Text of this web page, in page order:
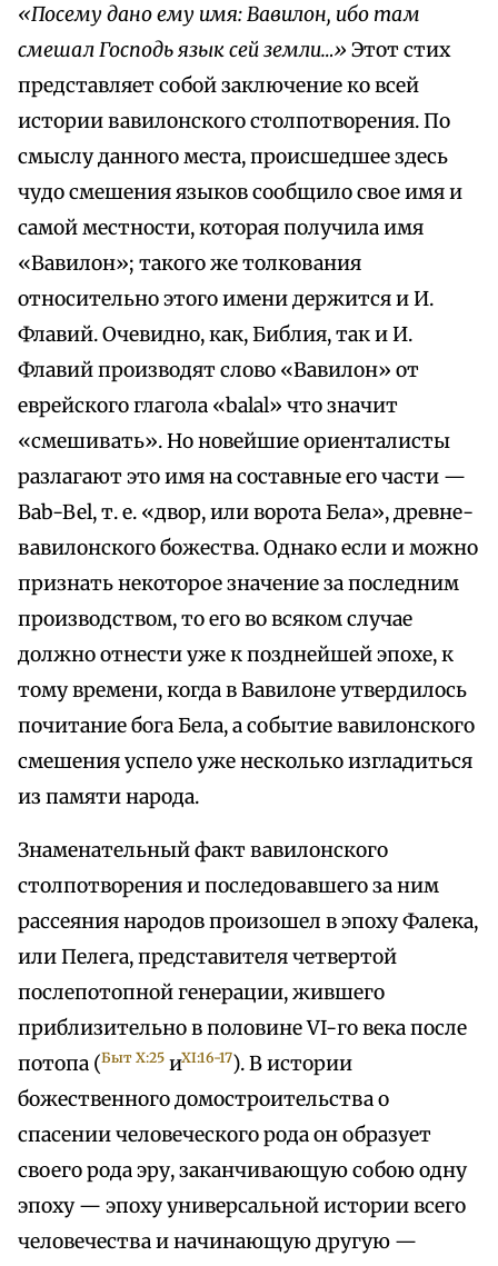
«Посему дано ему имя: Вавилон, ибо там
смешал Господь язык сей земли…» Этот стих
представляет собой заключение ко всей
истории вавилонского столпотворения. По
смыслу данного места, происшедшее здесь
чудо смешения языков сообщило свое имя и
самой местности, которая получила имя
«Вавилон»; такого же толкования
относительно этого имени держится и И.
Флавий. Очевидно, как, Библия, так и И.
Флавий производят слово «Вавилон» от
еврейского глагола «balal» что значит
«смешивать». Но новейшие ориенталисты
разлагают это имя на составные его части —
Bab-Bel, т. е. «двор, или ворота Бела», древне-
вавилонского божества. Однако если и можно
признать некоторое значение за последним
производством, то его во всяком случае
должно отнести уже к позднейшей эпохе, к
тому времени, когда в Вавилоне утвердилось
почитание бога Бела, а событие вавилонского
смешения успело уже несколько изгладиться
из памяти народа.
Знаменательный факт вавилонского
столпотворения и последовавшего за ним
рассеяния народов произошел в эпоху Фалека,
или Пелега, представителя четвертой
послепотопной генерации, жившего
приблизительно в половине VI-го века после
потопа (Быт X:25 иXI:16-17). В истории
божественного домостроительства о
спасении человеческого рода он образует
своего рода эру, заканчивающую собою одну
эпоху — эпоху универсальной истории всего
человечества и начинающую другую —